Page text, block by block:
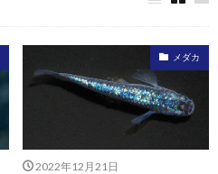
メダカ
2022年12月21日